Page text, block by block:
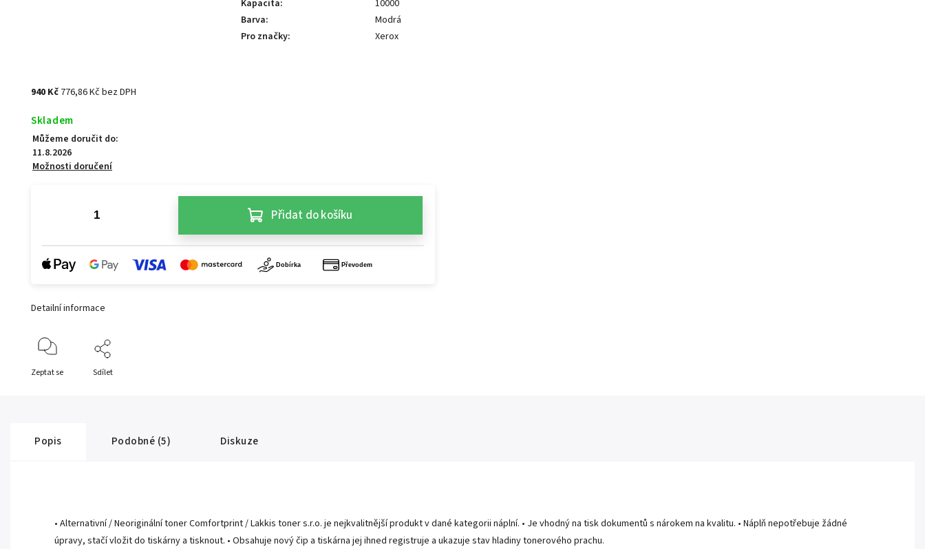
Kapacita:
10000
Barva:
Modrá
Pro značky: Xerox
940 Kč 776,86 Kč bez DPH
Skladem
Můžeme doručit do:
11.8.2026
Možnosti doručení
Přidat do košíku
Detailní informace
Zeptat se Sdílet
Popis Podobné (5) Diskuze
• Alternativní / Neoriginální toner Comfortprint / Lakkis toner s.r.o. je nejkvalitnější produkt v dané kategorii náplní. • Je vhodný na tisk dokumentů s nárokem na kvalitu. • Náplň nepotřebuje žádné
úpravy, stačí vložit do tiskárny a tisknout. • Obsahuje nový čip a tiskárna jej ihned registruje a ukazuje stav hladiny tonerového prachu.